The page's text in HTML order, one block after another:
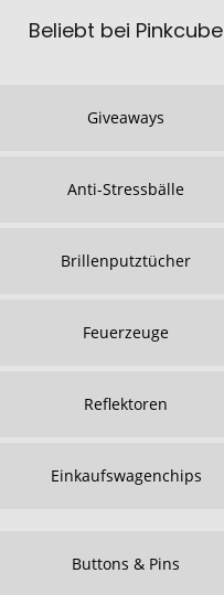
Beliebt bei Pinkcube
Giveaways
Anti-Stressbälle
Brillenputztücher
Feuerzeuge
Reflektoren
Einkaufswagenchips
Buttons & Pins